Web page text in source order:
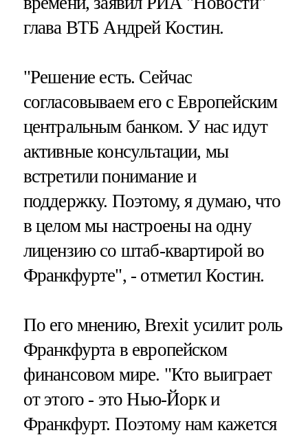
глава ВТБ Андрей Костин.
"Решение есть. Сейчас
согласовываем его с Европейским
центральным банком. У нас идут
активные консультации, мы
встретили понимание и
поддержку. Поэтому, я думаю, что
в целом мы настроены на одну
лицензию со штаб-квартирой во
Франкфурте", - отметил Костин.
По его мнению, Brexit усилит роль
Франкфурта в европейском
финансовом мире. "Кто выиграет
от этого - это Нью-Йорк и
Франкфурт. Поэтому нам кажется